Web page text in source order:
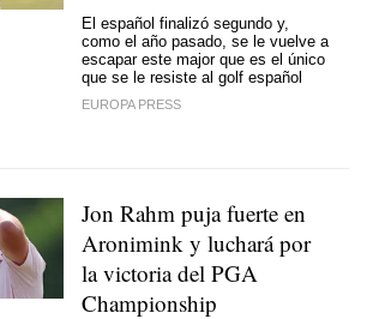
El español finalizó segundo y,
como el año pasado, se le vuelve a
escapar este major que es el único
que se le resiste al golf español
EUROPA PRESS
Jon Rahm puja fuerte en
Aronimink y luchará por
la victoria del PGA
Championship